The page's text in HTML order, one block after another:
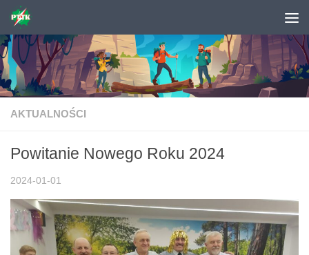
Skip to content
AKTUALNOŚCI
Powitanie Nowego Roku 2024
2024-01-01